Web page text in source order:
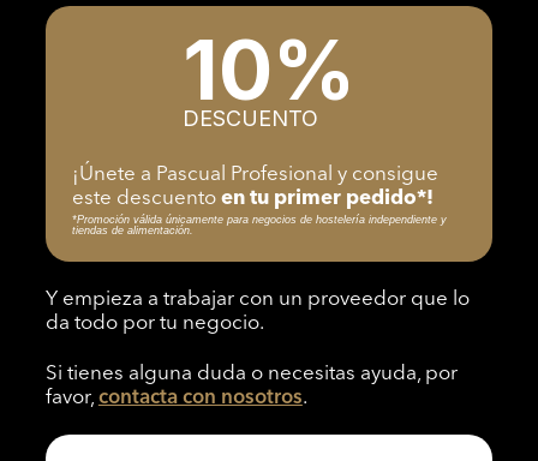
10%
DESCUENTO
¡Únete a Pascual Profesional y consigue
este descuentoen tu primer pedido*!
*Promoción válida únicamente para negocios de hostelería independiente y
tiendas de alimentación.
Y empieza a trabajar con un proveedor que lo
da todo por tu negocio.
Si tienes alguna duda o necesitas ayuda, por
favor, contacta con nosotros.